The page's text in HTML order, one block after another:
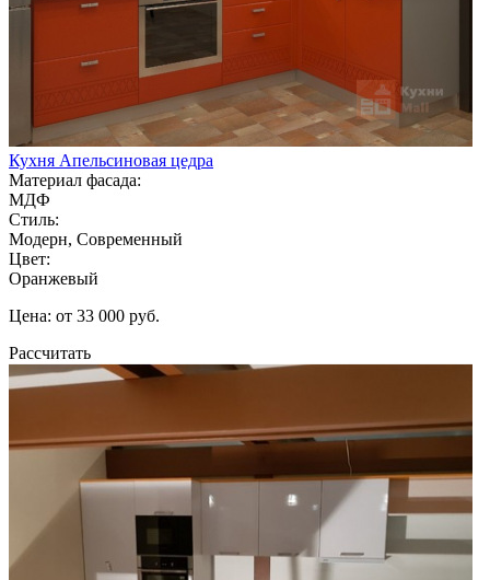
Кухня Апельсиновая цедра
Материал фасада:
МДФ
Стиль:
Модерн, Современный
Цвет:
Оранжевый
Цена: от 33 000 руб.
Рассчитать